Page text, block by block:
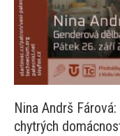
Nina Andrš
chytrých